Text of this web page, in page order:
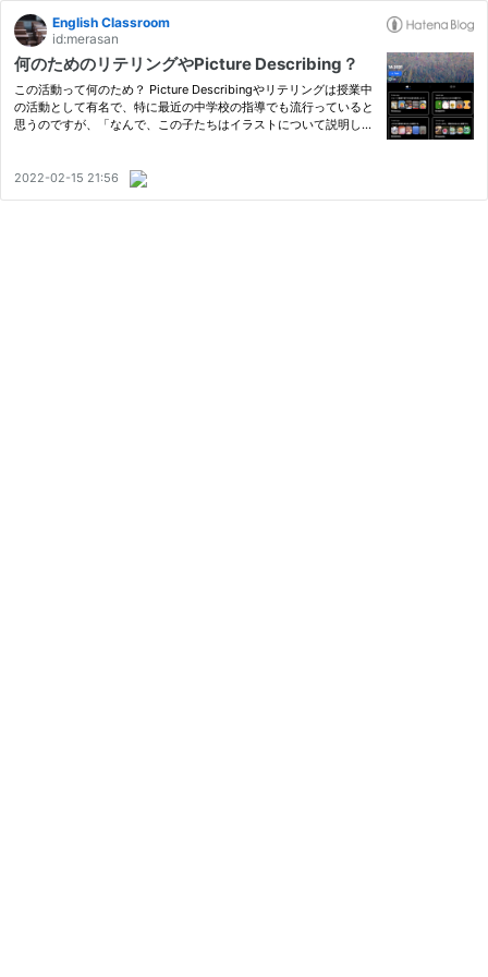
English Classroom
id:merasan
何のためのリテリングやPicture Describing？
この活動って何のため？ Picture Describingやリテリングは授業中
の活動として有名で、特に最近の中学校の指導でも流行っていると
思うのですが、「なんで、この子たちはイラストについて説明して
2022-02-15 21:56